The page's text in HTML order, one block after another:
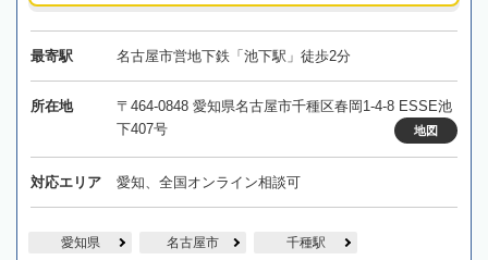
最寄駅 名古屋市営地下鉄「池下駅」徒歩2分
所在地
〒464-0848 愛知県名古屋市千種区春岡1-4-8 ESSE池
下407号
地図
対応エリア 愛知、全国オンライン相談可
愛知県 名古屋市 千種駅